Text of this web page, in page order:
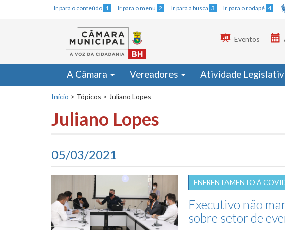
Ir para o conteúdo 1 Ir para o menu 2 Ir para a busca 3 Ir para o rodapé 4
Eventos
A Câmara Vereadores Atividade
Início > Tópicos > Juliano Lopes
Juliano Lopes
05/03/2021
ENFRENTAMENTO À
Executivo não
sobre setor de